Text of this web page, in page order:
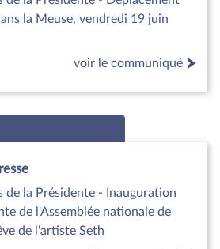
la Meuse, vendredi 19 juin
voir le communiqué
de la Présidente - Inauguration
de l'Assemblée nationale de
de l'artiste Seth